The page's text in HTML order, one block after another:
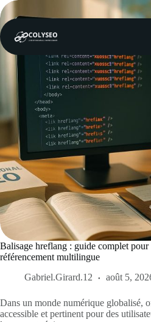
Passer
au
contenu
Balisage hreflang : guide complet pour
référencement multilingue
Gabriel.Girard.12
août 5,
Dans un monde numérique globalisé,
accessible et pertinent pour des